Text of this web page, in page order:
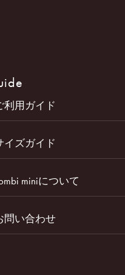
利用ガイド
イズガイド
miniについて
問い合わせ